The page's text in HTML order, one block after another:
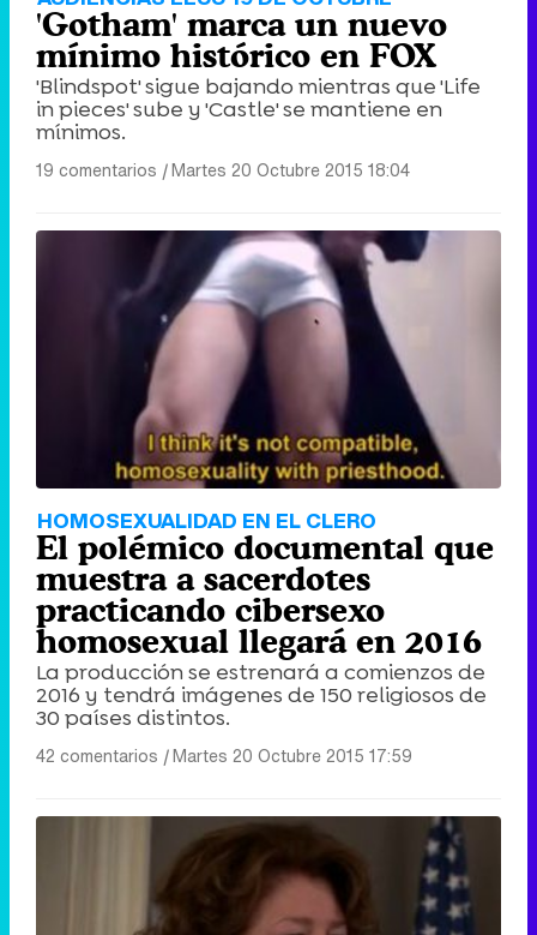
'Gotham' marca un nuevo
mínimo histórico en FOX
'Blindspot' sigue bajando mientras que 'Life
in pieces' sube y 'Castle' se mantiene en
mínimos.
19 comentarios |Martes 20 Octubre 2015 18:04
HOMOSEXUALIDAD EN EL CLERO
El polémico documental que
muestra a sacerdotes
practicando cibersexo
homosexual llegará en 2016
La producción se estrenará a comienzos de
2016 y tendrá imágenes de 150 religiosos de
30 países distintos.
42 comentarios |Martes 20 Octubre 2015 17:59